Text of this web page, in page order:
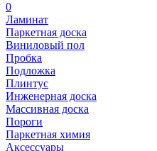
0
Ламинат
Паркетная доска
Виниловый пол
Пробка
Подложка
Плинтус
Инженерная доска
Массивная доска
Пороги
Паркетная химия
Аксессуары